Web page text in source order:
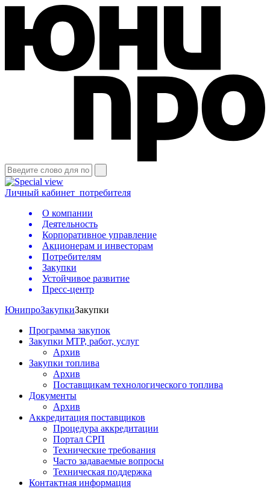
Личный кабинет потребителя
О компании
Деятельность
Корпоративное управление
Акционерам и инвесторам
Потребителям
Закупки
Устойчивое развитие
Пресс-центр
ЮнипроЗакупкиЗакупки
Программа закупок
Закупки МТР, работ, услуг
Архив
Закупки топлива
Архив
Поставщикам технологического топлива
Документы
Архив
Аккредитация поставщиков
Процедура аккредитации
Портал СРП
Технические требования
Часто задаваемые вопросы
Техническая поддержка
Контактная информация